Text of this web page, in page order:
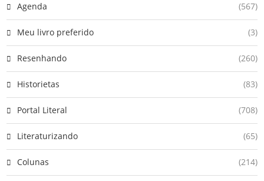
Agenda (567)
Meu livro preferido (3)
Resenhando (260)
Historietas (83)
Portal Literal (708)
Literaturizando (65)
Colunas (214)